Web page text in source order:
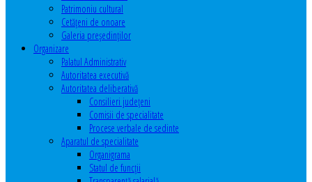
Patrimoniu cultural
Cetăţeni de onoare
Galeria președinților
Organizare
Palatul Administrativ
Autoritatea executivă
Autoritatea deliberativă
Consilieri judeţeni
Comisii de specialitate
Procese verbale de sedinte
Aparatul de specialitate
Organigrama
Statul de funcții